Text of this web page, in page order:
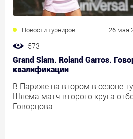
Новости турниров 26 мая
573
Grand Slam. Roland Garros.
квалификации
В Париже на втором в сезоне
Шлема матч второго круга
Говорцова.